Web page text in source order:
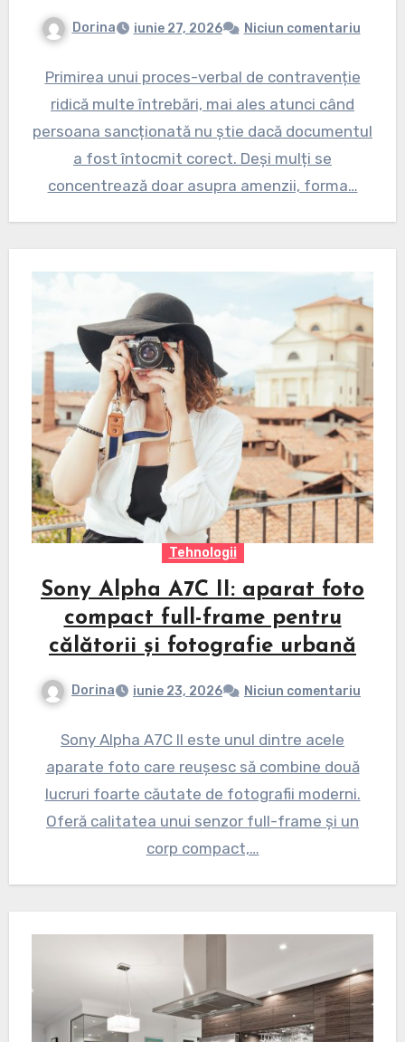
Dorina iunie 27, 2026 Niciun comentariu
Primirea unui proces-verbal de contravenție
ridică multe întrebări, mai ales atunci când
persoana sancționată nu știe dacă documentul
a fost întocmit corect. Deși mulți se
concentrează doar asupra amenzii, forma…
Tehnologii
Sony Alpha A7C II: aparat foto
compact full-frame pentru
călătorii și fotografie urbană
Dorina iunie 23, 2026 Niciun comentariu
Sony Alpha A7C II este unul dintre acele
aparate foto care reușesc să combine două
lucruri foarte căutate de fotografii moderni.
Oferă calitatea unui senzor full-frame și un
corp compact,…